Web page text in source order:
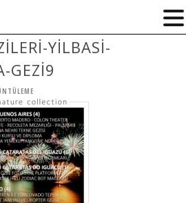
YILBASI-
GEZI9